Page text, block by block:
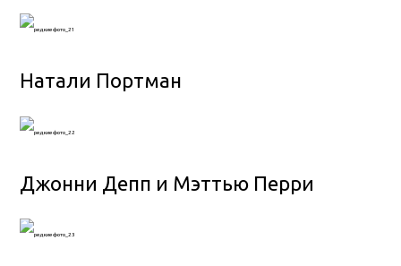
Натали Портман
Джонни Депп и Мэттью Перри